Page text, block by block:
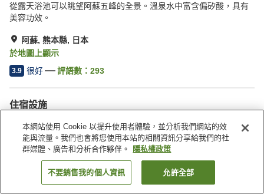
從露天浴池可以眺望阿蘇五峰的全景。溫泉水中富含偏矽酸，具有
美容功效。
阿蘇, 熊本縣, 日本
於地圖上顯示
3.9 很好 評語數： 293
住宿設施
三溫暖
自動販賣機
免費停車
露天浴池（溫泉）
找客房
本網站使用 Cookie 以提升使用者體驗，並分析我們網站的效
能與流量。我們也會將您使用本站的相關資訊分享給我們的社
群媒體、廣告和分析合作夥伴。
隱私權政策
不要銷售我的個人資訊 允許全部